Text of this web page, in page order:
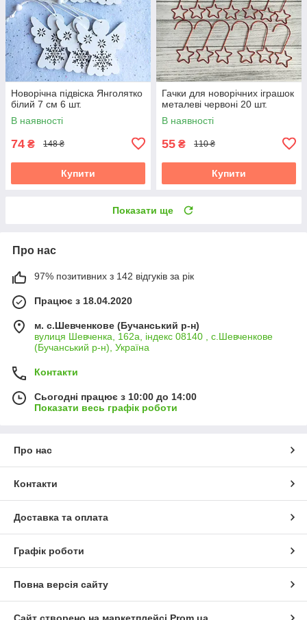
Новорічна підвіска Янголятко
білий 7 см 6 шт.
В наявності
74 ₴ 148 ₴
Купити
Гачки для новорічних іграшок
металеві червоні 20 шт.
В наявності
55 ₴ 110 ₴
Купити
Показати ще
Про нас
97% позитивних з 142 відгуків за рік
Працює з 18.04.2020
м. с.Шевченкове (Бучанський р-н)
вулиця Шевченка, 162а, індекс 08140 , с.Шевченкове
(Бучанський р-н), Україна
Контакти
Сьогодні працює з 10:00 до 14:00
Показати весь графік роботи
Про нас
Контакти
Доставка та оплата
Графік роботи
Повна версія сайту